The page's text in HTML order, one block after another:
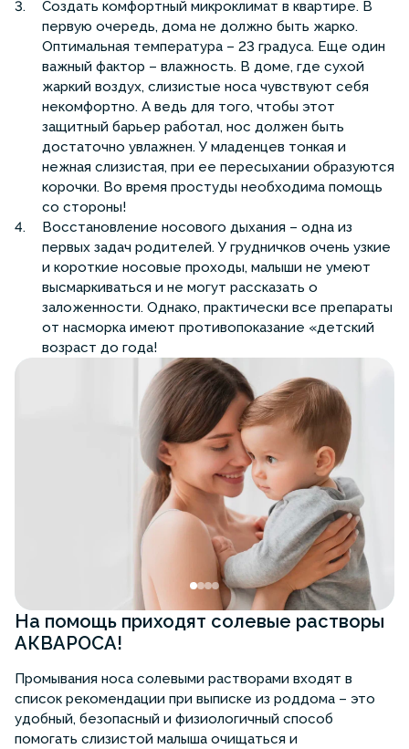
Создать комфортный микроклимат в квартире. В
первую очередь, дома не должно быть жарко.
Оптимальная температура – 23 градуса. Еще один
важный фактор – влажность. В доме, где сухой
жаркий воздух, слизистые носа чувствуют себя
некомфортно. А ведь для того, чтобы этот
защитный барьер работал, нос должен быть
достаточно увлажнен. У младенцев тонкая и
нежная слизистая, при ее пересыхании образуются
корочки. Во время простуды необходима помощь
со стороны!
Восстановление носового дыхания – одна из
первых задач родителей. У грудничков очень узкие
и короткие носовые проходы, малыши не умеют
высмаркиваться и не могут рассказать о
заложенности. Однако, практически все препараты
от насморка имеют противопоказание «детский
возраст до года!
На помощь приходят солевые растворы
АКВАРОСА!
Промывания носа солевыми растворами входят в
список рекомендации при выписке из роддома – это
удобный, безопасный и физиологичный способ
помогать слизистой малыша очищаться и